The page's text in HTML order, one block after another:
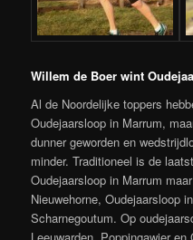
Willem de Boer wint
Al de Noordelijke toppers
Oudejaarsloop in Marrum,
dunner geworden en
minder. Traditioneel is de
Oudejaarsloop in Marrum
Nieuwehorne, Oudejaarsloop
Scharnegoutum. Op